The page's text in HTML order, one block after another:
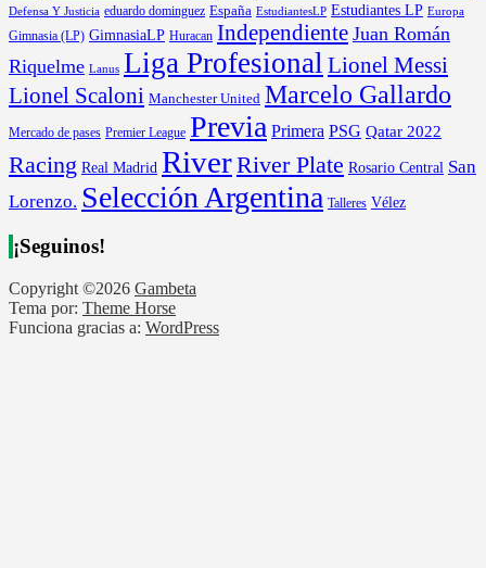
Defensa Y Justicia eduardo dominguez España EstudiantesLP Estudiantes LP Europa
Gimnasia (LP) GimnasiaLP Huracan Independiente Juan Román
Riquelme Lanus Liga Profesional Lionel Messi
Lionel Scaloni Manchester United Marcelo Gallardo
Mercado de pases Premier League Previa Primera PSG Qatar 2022
Racing Real Madrid RiverRiver Plate Rosario Central San
Lorenzo. Selección Argentina Talleres Vélez
¡Seguinos!
Copyright ©2026 Gambeta
Tema por: Theme Horse
Funciona gracias a: WordPress